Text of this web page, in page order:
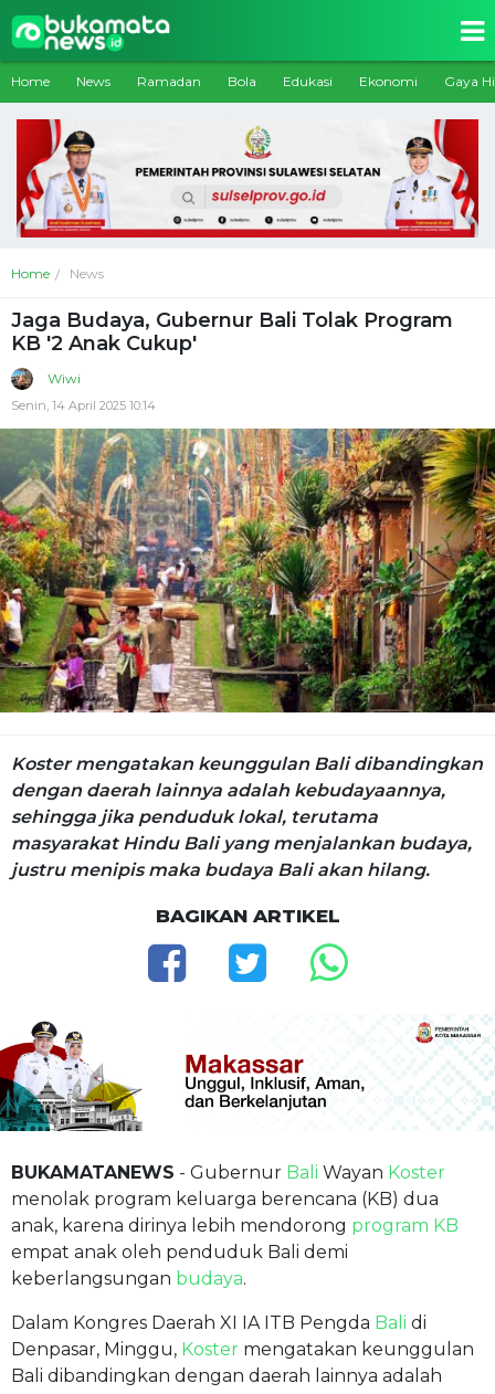
Home News Ramadan Bola Edukasi Ekonomi Gaya
Home News
Jaga Budaya, Gubernur Bali Tolak Program
KB '2 Anak Cukup'
Wiwi
Senin, 14 April 2025 10:14
Koster mengatakan keunggulan Bali dibandingkan
dengan daerah lainnya adalah kebudayaannya,
sehingga jika penduduk lokal, terutama
masyarakat Hindu Bali yang menjalankan budaya,
justru menipis maka budaya Bali akan hilang.
BAGIKAN ARTIKEL
BUKAMATANEWS - Gubernur Bali Wayan Koster
menolak program keluarga berencana (KB) dua
anak, karena dirinya lebih mendorong program KB
empat anak oleh penduduk Bali demi
keberlangsungan budaya.
Dalam Kongres Daerah XI IA ITB Pengda Bali di
Denpasar, Minggu, Koster mengatakan keunggulan
Bali dibandingkan dengan daerah lainnya adalah